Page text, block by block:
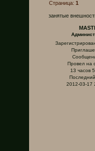
занятые
Страница: 1
Провел на
13 часов
2012-03-17